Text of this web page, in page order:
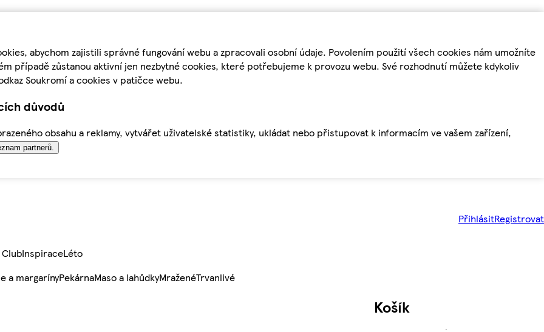
abychom zajistili správné fungování webu a zpracovali osobní údaje. Povolením použití všech cookies nám umožníte
případě zůstanou aktivní jen nezbytné cookies, které potřebujeme k provozu webu. Své rozhodnutí můžete kdykoliv
Soukromí a cookies v patičce webu.
důvodů
obsahu a reklamy, vytvářet uživatelské statistiky, ukládat nebo přistupovat k informacím ve vašem zařízení,
partnerů.
PřihlásitRegistrovat
InspiraceLéto
a margarínyPekárnaMaso a lahůdkyMraženéTrvanlivé
Košík